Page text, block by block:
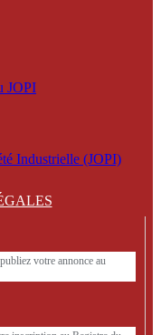
JOPI
Industrielle (JOPI)
votre annonce au